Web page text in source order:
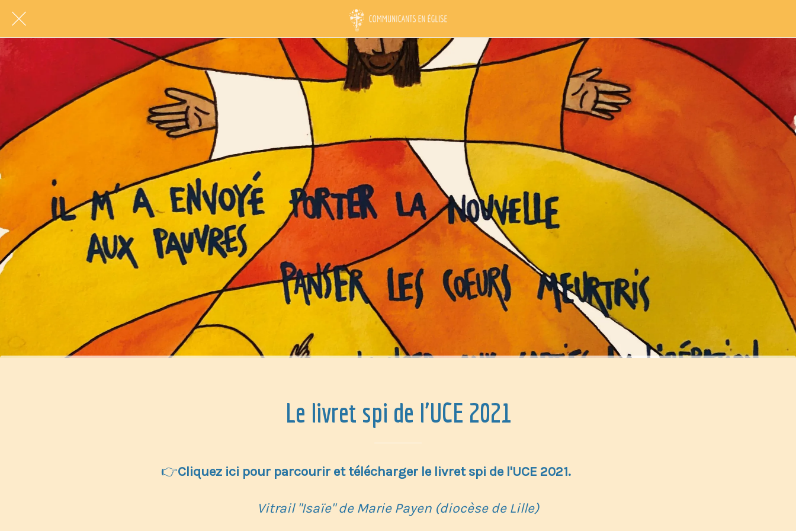
Le livret spi de l'UCE 2021
👉Cliquez ici pour parcourir et télécharger le livret spi de l'UCE 2021.
Vitrail "Isaïe" de Marie Payen (diocèse de Lille)